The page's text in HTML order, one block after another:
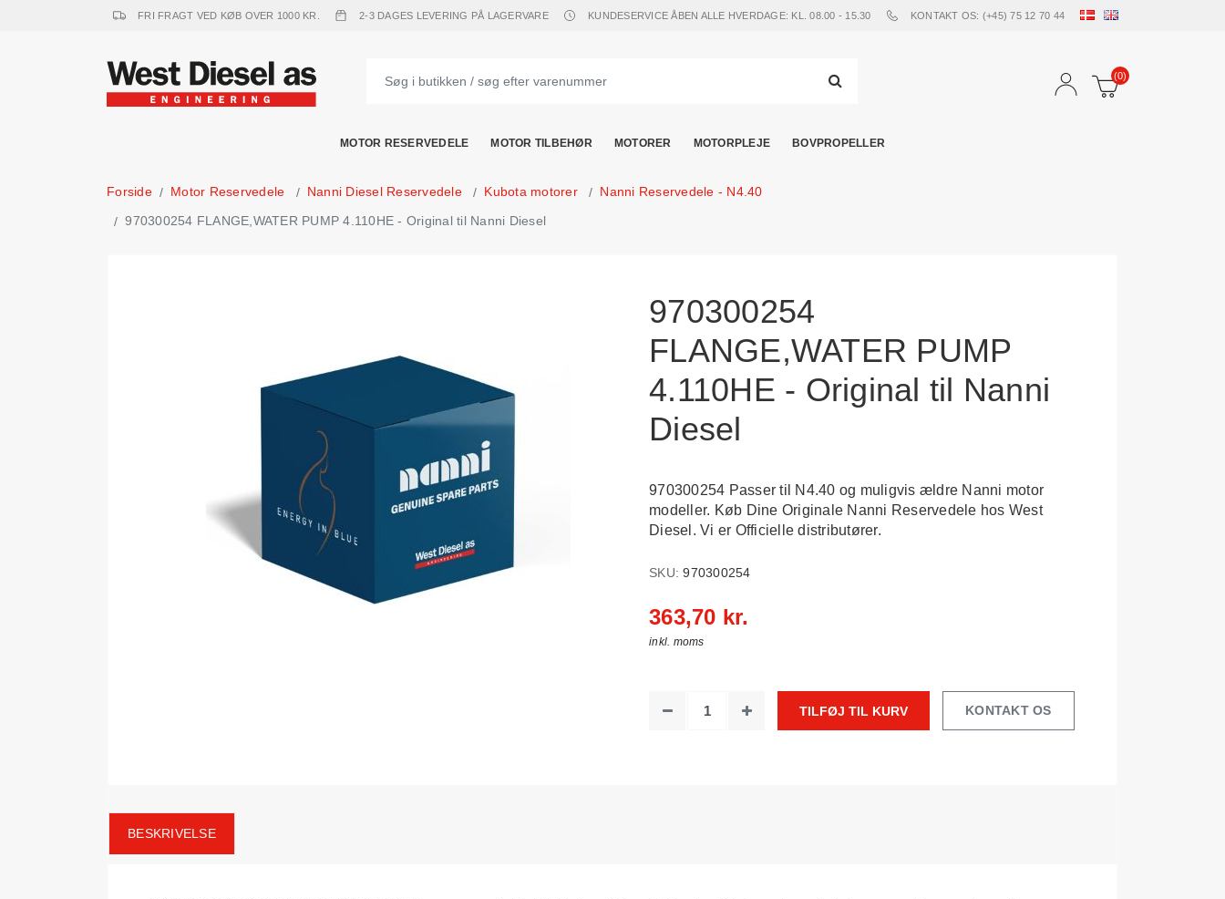
FRI FRAGT VED KØB OVER 1000 KR. 2-3 DAGES LEVERING PÅ LAGERVARE KUNDESERVICE ÅBEN ALLE HVERDAGE: KL. 08.00 - 15.30 KONTAKT OS: (+45) 75 12 70 44
(0)
MOTOR RESERVEDELE MOTOR TILBEHØR MOTORER MOTORPLEJE BOVPROPELLER
Forside Motor Reservedele Nanni Diesel Reservedele Kubota motorer
Nanni Reservedele - N4.40
970300254 FLANGE,WATER PUMP 4.110HE - Original til Nanni Diesel
970300254
FLANGE,WATER PUMP
4.110HE - Original til Nanni
Diesel
970300254 Passer til N4.40 og muligvis ældre Nanni motor
modeller. Køb Dine Originale Nanni Reservedele hos West
Diesel. Vi er Officielle distributører.
SKU: 970300254
363,70 kr.
inkl. moms
TILFØJ TIL KURV KONTAKT OS
BESKRIVELSE